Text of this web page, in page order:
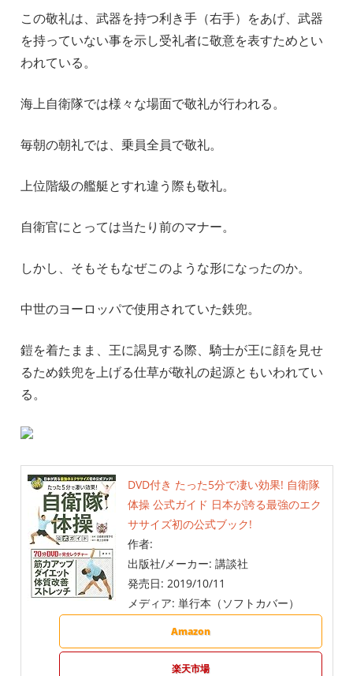
この敬礼は、武器を持つ利き手（右手）をあげ、武器
を持っていない事を示し受礼者に敬意を表すためとい
われている。
海上自衛隊では様々な場面で敬礼が行われる。
毎朝の朝礼では、乗員全員で敬礼。
上位階級の艦艇とすれ違う際も敬礼。
自衛官にとっては当たり前のマナー。
しかし、そもそもなぜこのような形になったのか。
中世のヨーロッパで使用されていた鉄兜。
鎧を着たまま、王に謁見する際、騎士が王に顔を見せ
るため鉄兜を上げる仕草が敬礼の起源ともいわれてい
る。
DVD付き たった5分で凄い効果! 自衛隊
体操 公式ガイド 日本が誇る最強のエク
ササイズ初の公式ブック!
作者:
出版社/メーカー: 講談社
発売日: 2019/10/11
メディア: 単行本（ソフトカバー）
Amazon
楽天市場